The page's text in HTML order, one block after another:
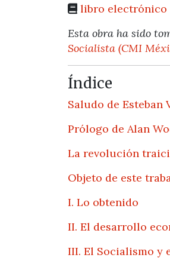
libro electrónico
Esta obra ha sido
Socialista (CMI
Índice
Saludo de Esteban
Prólogo de Alan
La revolución
Objeto de este
I. Lo obtenido
II. El desarrollo
III. El Socialismo y